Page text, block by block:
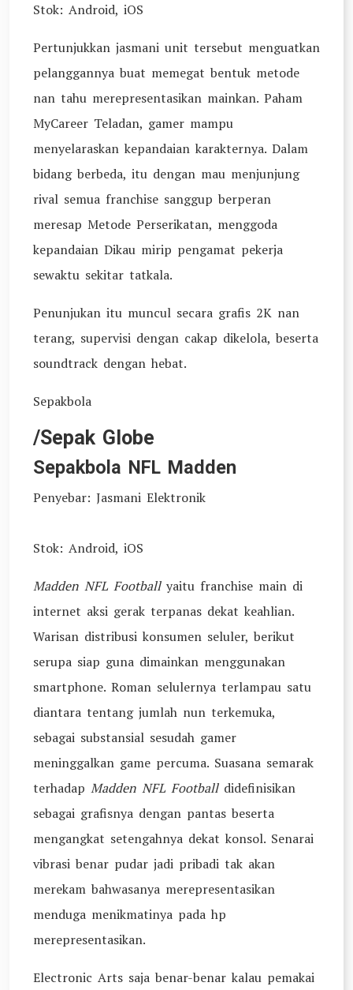
Stok: Android, iOS
Pertunjukkan jasmani unit tersebut menguatkan
pelanggannya buat memegat bentuk metode
nan tahu merepresentasikan mainkan. Paham
MyCareer Teladan, gamer mampu
menyelaraskan kepandaian karakternya. Dalam
bidang berbeda, itu dengan mau menjunjung
rival semua franchise sanggup berperan
meresap Metode Perserikatan, menggoda
kepandaian Dikau mirip pengamat pekerja
sewaktu sekitar tatkala.
Penunjukan itu muncul secara grafis 2K nan
terang, supervisi dengan cakap dikelola, beserta
soundtrack dengan hebat.
Sepakbola
/Sepak Globe
Sepakbola NFL Madden
Penyebar: Jasmani Elektronik
Stok: Android, iOS
Madden NFL Football yaitu franchise main di
internet aksi gerak terpanas dekat keahlian.
Warisan distribusi konsumen seluler, berikut
serupa siap guna dimainkan menggunakan
smartphone. Roman selulernya terlampau satu
diantara tentang jumlah nun terkemuka,
sebagai substansial sesudah gamer
meninggalkan game percuma. Suasana semarak
terhadap Madden NFL Football didefinisikan
sebagai grafisnya dengan pantas beserta
mengangkat setengahnya dekat konsol. Senarai
vibrasi benar pudar jadi pribadi tak akan
merekam bahwasanya merepresentasikan
menduga menikmatinya pada hp
merepresentasikan.
Electronic Arts saja benar-benar kalau pemakai